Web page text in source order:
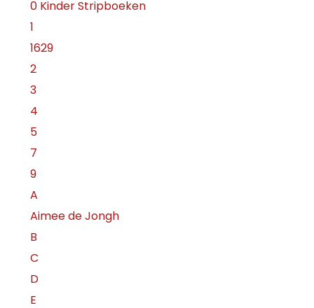
0 Kinder Stripboeken
1
1629
2
3
4
5
7
9
A
Aimee de Jongh
B
C
D
E